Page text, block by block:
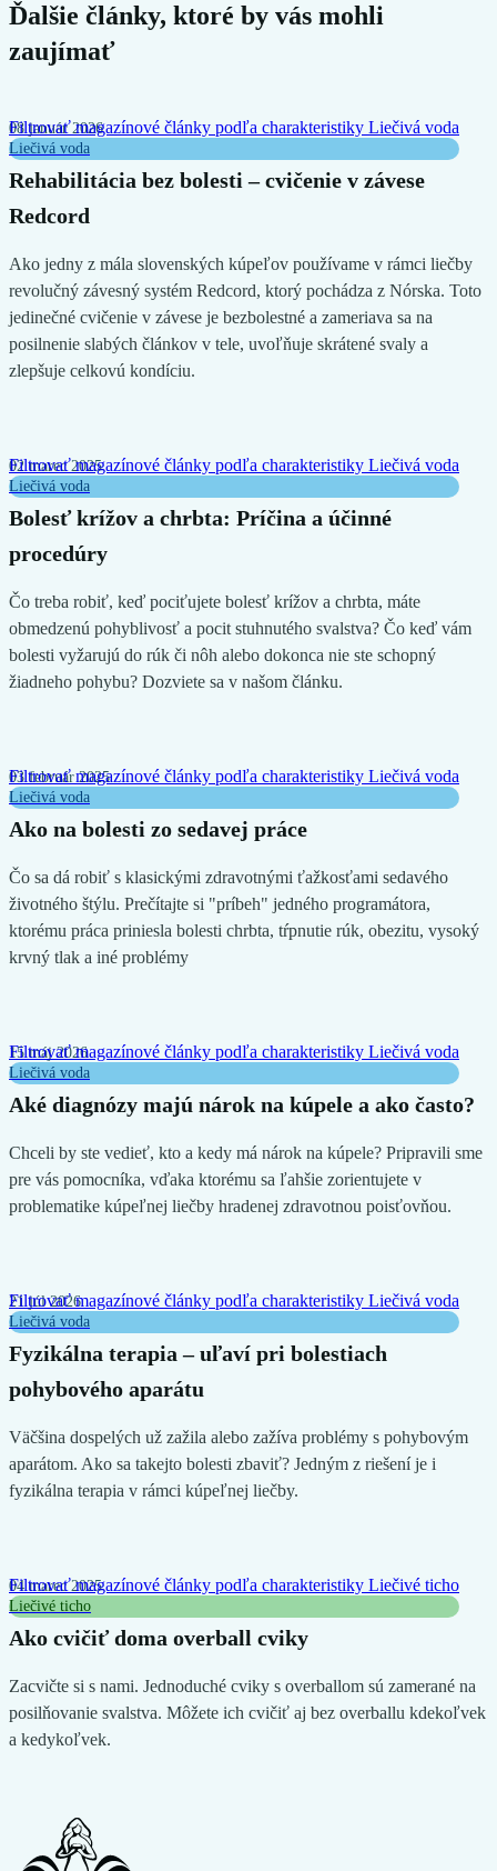
Ďalšie články, ktoré by vás mohli
zaujímať
08 január 2026
Rehabilitácia bez bolesti – cvičenie v závese
Redcord
Ako jedny z mála slovenských kúpeľov používame v rámci liečby
revolučný závesný systém Redcord, ktorý pochádza z Nórska. Toto
jedinečné cvičenie v závese je bezbolestné a zameriava sa na
posilnenie slabých článkov v tele, uvoľňuje skrátené svaly a
zlepšuje celkovú kondíciu.
Filtrovať magazínové články podľa charakteristiky Liečivá voda
Liečivá voda
02 marec 2025
Bolesť krížov a chrbta: Príčina a účinné
procedúry
Čo treba robiť, keď pociťujete bolesť krížov a chrbta, máte
obmedzenú pohyblivosť a pocit stuhnutého svalstva? Čo keď vám
bolesti vyžarujú do rúk či nôh alebo dokonca nie ste schopný
žiadneho pohybu? Dozviete sa v našom článku.
Filtrovať magazínové články podľa charakteristiky Liečivá voda
Liečivá voda
03 február 2025
Ako na bolesti zo sedavej práce
Čo sa dá robiť s klasickými zdravotnými ťažkosťami sedavého
životného štýlu. Prečítajte si "príbeh" jedného programátora,
ktorému práca priniesla bolesti chrbta, tŕpnutie rúk, obezitu, vysoký
krvný tlak a iné problémy
Filtrovať magazínové články podľa charakteristiky Liečivá voda
Liečivá voda
15 máj 2026
Aké diagnózy majú nárok na kúpele a ako často?
Chceli by ste vedieť, kto a kedy má nárok na kúpele? Pripravili sme
pre vás pomocníka, vďaka ktorému sa ľahšie zorientujete v
problematike kúpeľnej liečby hradenej zdravotnou poisťovňou.
Filtrovať magazínové články podľa charakteristiky Liečivá voda
Liečivá voda
21 júl 2026
Fyzikálna terapia – uľaví pri bolestiach
pohybového aparátu
Väčšina dospelých už zažila alebo zažíva problémy s pohybovým
aparátom. Ako sa takejto bolesti zbaviť? Jedným z riešení je i
fyzikálna terapia v rámci kúpeľnej liečby.
Filtrovať magazínové články podľa charakteristiky Liečivá voda
Liečivá voda
04 marec 2025
Ako cvičiť doma overball cviky
Zacvičte si s nami. Jednoduché cviky s overballom sú zamerané na
posilňovanie svalstva. Môžete ich cvičiť aj bez overballu kdekoľvek
a kedykoľvek.
Filtrovať magazínové články podľa charakteristiky Liečivé ticho
Liečivé ticho